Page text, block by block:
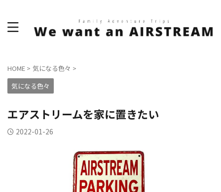
HOME > 気になる色々 >
気になる色々
エアストリームを家に置きたい
2022-01-26